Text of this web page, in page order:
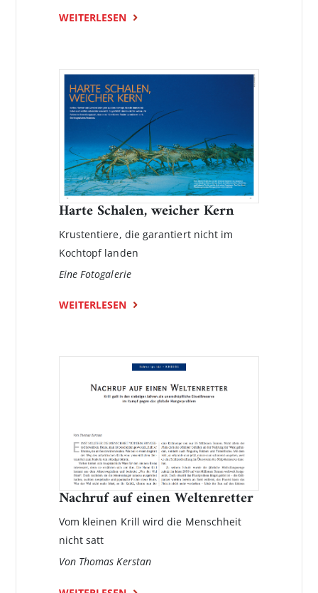
WEITERLESEN
Harte Schalen, weicher Kern
Krustentiere, die garantiert nicht im
Kochtopf landen
Eine Fotogalerie
WEITERLESEN
Nachruf auf einen Weltenretter
Vom kleinen Krill wird die Menschheit
nicht satt
Von Thomas Kerstan